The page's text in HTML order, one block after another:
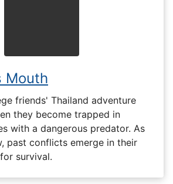
Mouth
friends' Thailand adventure
they become trapped in
with a dangerous predator. As
past conflicts emerge in their
survival.